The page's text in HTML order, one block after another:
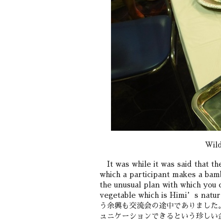
It was while it was said that
which a participant makes a
the unusual plan with which
vegetable which is Himi’s natural
う余興も交流会の途中でありまし
ュニケーションできるという珍しい